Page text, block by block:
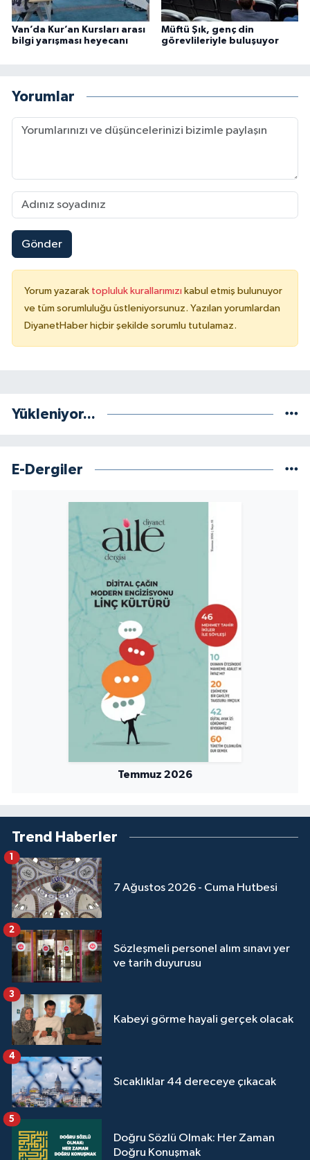
Van’da Kur’an Kursları arası
bilgi yarışması heyecanı
Müftü Şık, genç din
görevlileriyle buluşuyor
Yorumlar
Gönder
Yorum yazarak topluluk kurallarımızı kabul etmiş bulunuyor
ve tüm sorumluluğu üstleniyorsunuz. Yazılan yorumlardan
DiyanetHaber hiçbir şekilde sorumlu tutulamaz.
Yükleniyor...
E-Dergiler
Temmuz 2026
Trend Haberler
7 Ağustos 2026 - Cuma Hutbesi
1
Sözleşmeli personel alım sınavı yer
ve tarih duyurusu
2
Kabeyi görme hayali gerçek olacak
3
Sıcaklıklar 44 dereceye çıkacak
4
Doğru Sözlü Olmak: Her Zaman
Doğru Konuşmak
5
Konya Müftülüğü
Malatya Müftülüğü
Manisa Müftülüğü
Mersin Müftülüğü
Muğla Müftülüğü
Nevşehir Müftülüğü
Niğde Müftülüğü
Osmaniye Müftülüğü
Samsun Müftülüğü
Siirt Müftülüğü
Sinop Müftülüğü
Sivas Müftülüğü
Şanlıurfa Müftülüğü
Şırnak Müftülüğü
Tekirdağ Müftülüğü
Tokat Müftülüğü
Tunceli Müftülüğü
Uşak Müftülüğü
Van Müftülüğü
Yalova Müftülüğü
Yozgat Müftülüğü
Zonguldak Müftülüğü